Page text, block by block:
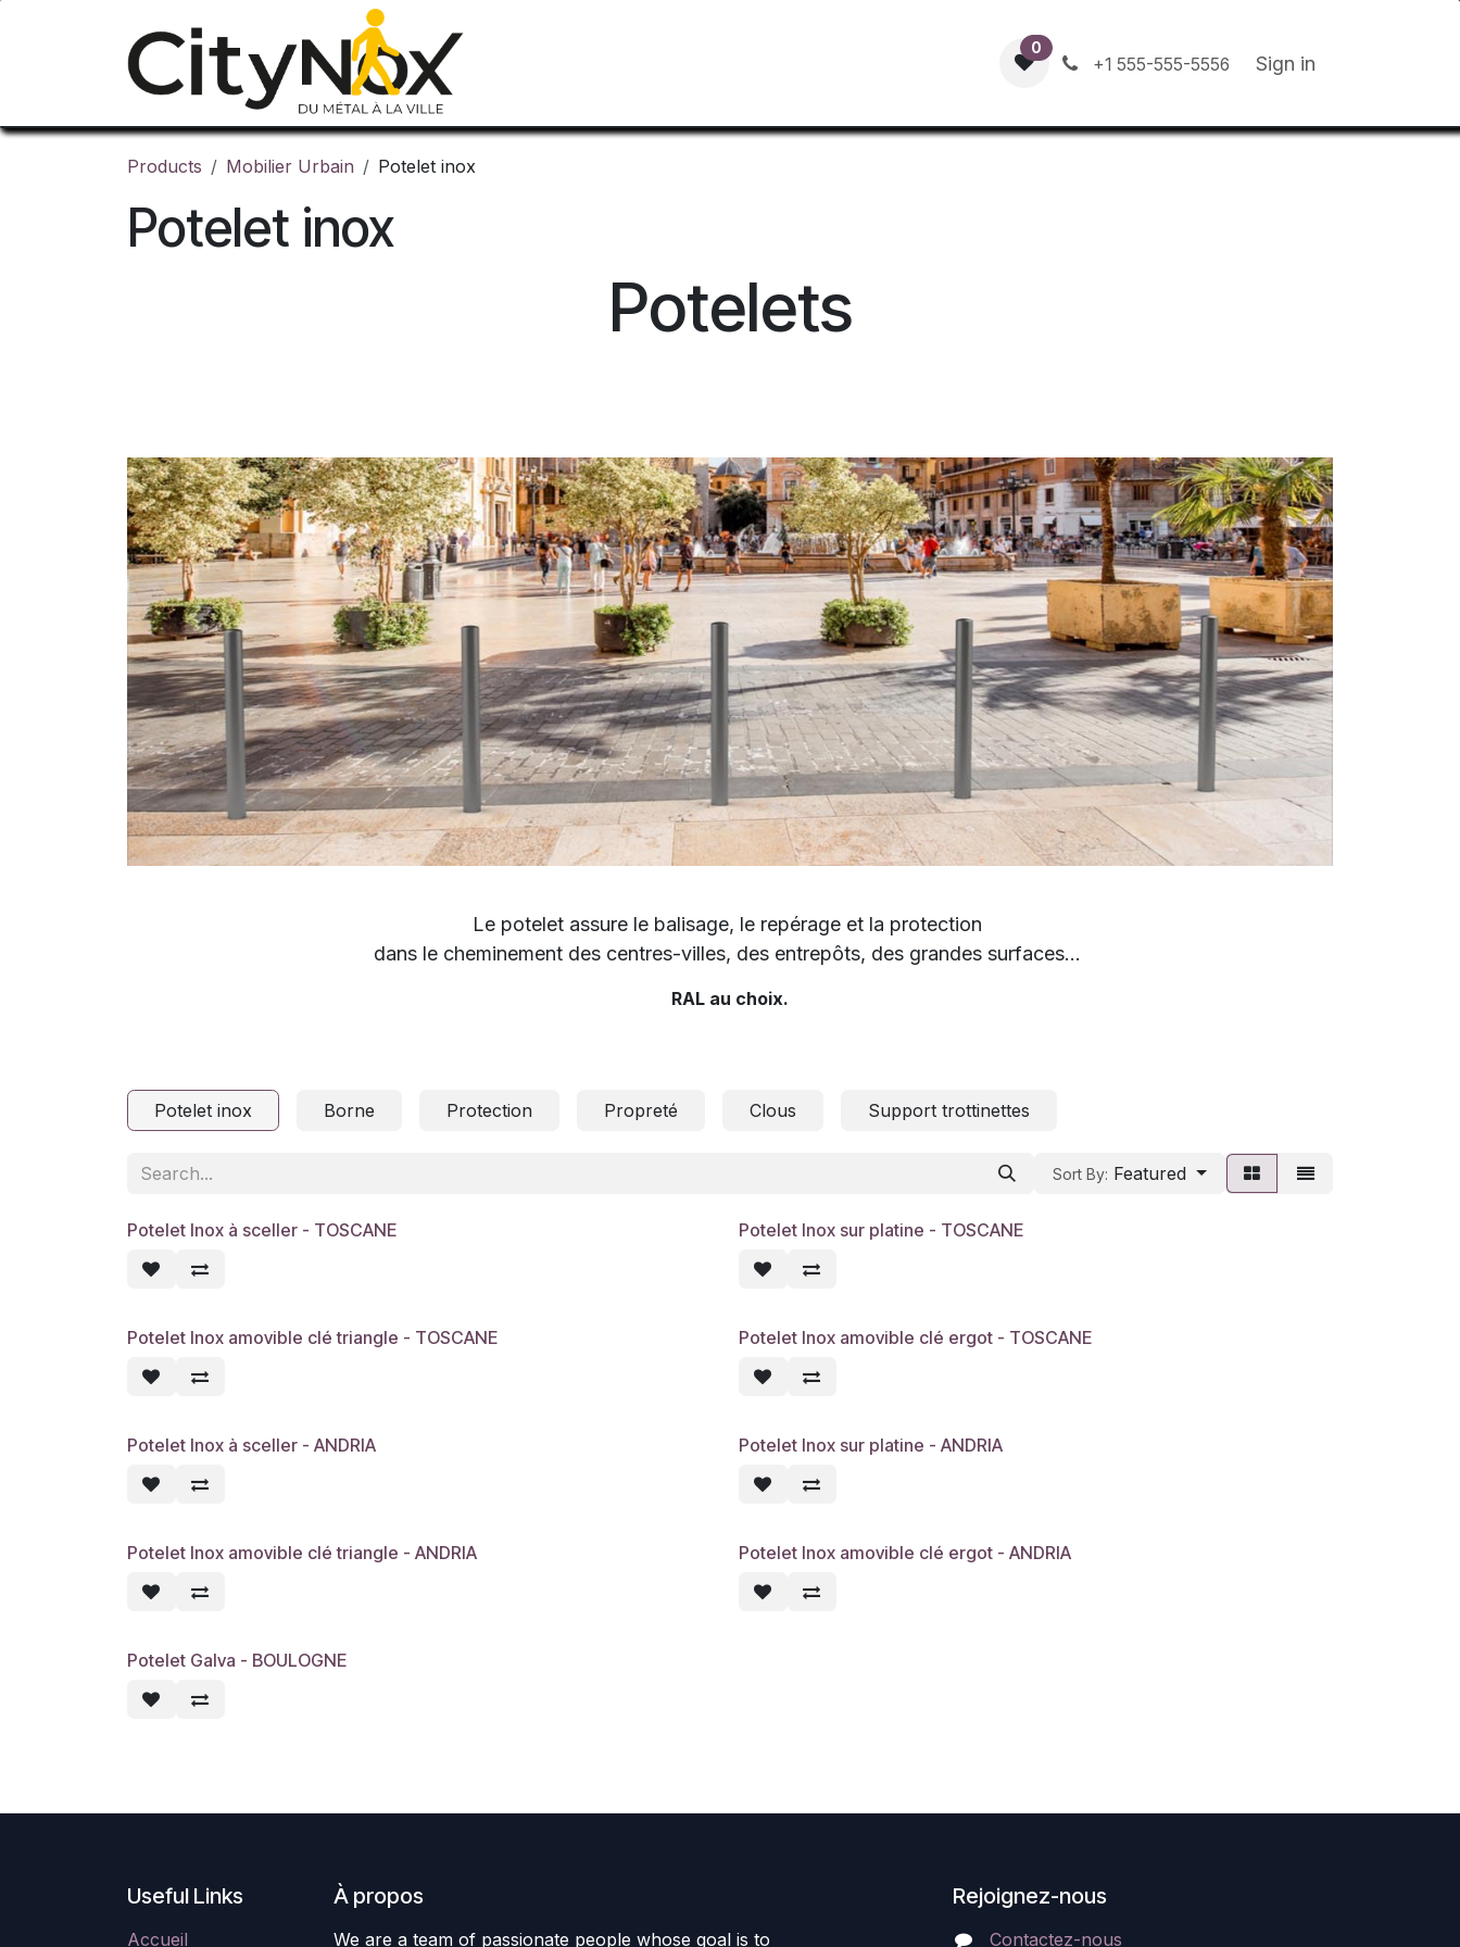
Contact us Blog
0
+1 555-555-5556 Sign in
Products Mobilier Urbain Potelet inox
Potelet inox
Potelets
Le potelet assure le balisage, le repérage et la protection
dans le cheminement des centres-villes, des entrepôts, des grandes surfaces…
RAL au choix.
Potelet inox Borne Protection Propreté Clous Support trottinettes
Sort By: Featured
Potelet Inox à sceller - TOSCANE Potelet Inox sur platine - TOSCANE
Potelet Inox amovible clé triangle - TOSCANE Potelet Inox amovible clé ergot - TOSCANE
Potelet Inox à sceller - ANDRIA Potelet Inox sur platine - ANDRIA
Potelet Inox amovible clé triangle - ANDRIA Potelet Inox amovible clé ergot - ANDRIA
7 jours
Potelet Galva - BOULOGNE
Useful Links
Accueil
À propos
We are a team of passionate people whose goal is to
Rejoignez-nous
Contactez-nous